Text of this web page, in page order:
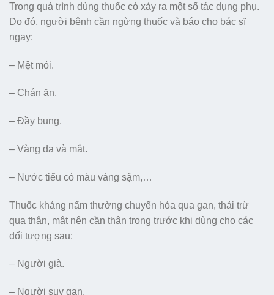
Trong quá trình dùng thuốc có xảy ra một số tác dụng phụ.
Do đó, người bệnh cần ngừng thuốc và báo cho bác sĩ
ngay:
– Mệt mỏi.
– Chán ăn.
– Đầy bụng.
– Vàng da và mắt.
– Nước tiểu có màu vàng sậm,…
Thuốc kháng nấm thường chuyển hóa qua gan, thải trừ
qua thận, mật nên cần thận trọng trước khi dùng cho các
đối tượng sau:
– Người già.
– Người suy gan.